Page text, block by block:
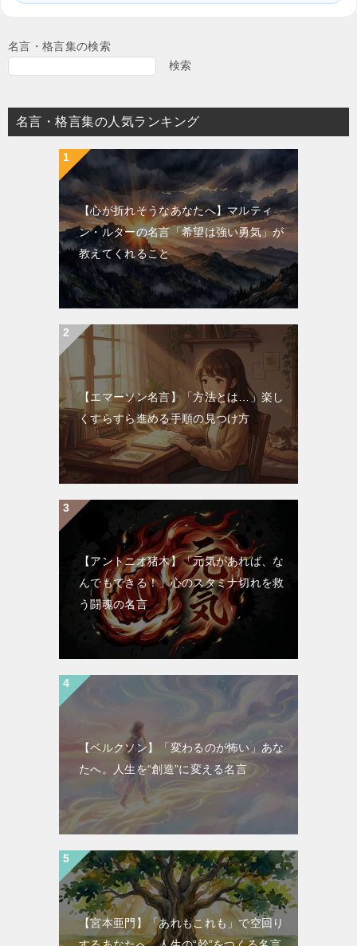
名言・格言集の検索
検索
名言・格言集の人気ランキング
【心が折れそうなあなたへ】マルティ
ン・ルターの名言「希望は強い勇気」が
教えてくれること
【エマーソン名言】「方法とは…」楽し
くすらすら進める手順の見つけ方
【アントニオ猪木】「元気があれば、な
んでもできる！」心のスタミナ切れを救
う闘魂の名言
【ベルクソン】「変わるのが怖い」あな
たへ。人生を“創造”に変える名言
【宮本亜門】「あれもこれも」で空回り